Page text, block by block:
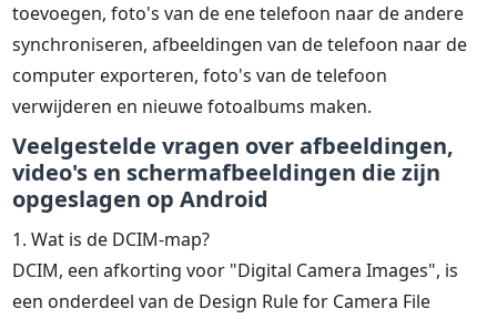
toevoegen, foto's van de ene telefoon naar de andere
synchroniseren, afbeeldingen van de telefoon naar de
computer exporteren, foto's van de telefoon
verwijderen en nieuwe fotoalbums maken.
Veelgestelde vragen over afbeeldingen,
video's en schermafbeeldingen die zijn
opgeslagen op Android
1. Wat is de DCIM-map?
DCIM, een afkorting voor "Digital Camera Images", is
een onderdeel van de Design Rule for Camera File